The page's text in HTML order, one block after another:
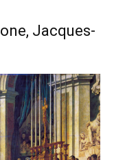
Jacques-